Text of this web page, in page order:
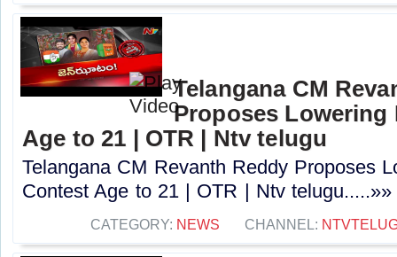
Telangana CM
Proposes Lowering
Age to 21 | OTR | Ntv telugu
Telangana CM Revanth Reddy Proposes
Contest Age to 21 | OTR | Ntv telugu.....»»
CATEGORY: NEWS CHANNEL: